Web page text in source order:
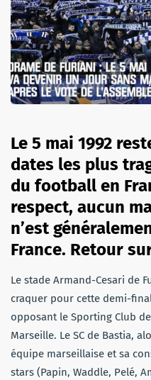
Le 5 mai 1992
dates les plus
du football en
respect, aucun
n’est
France. Retour
Le stade Armand-Cesari de
craquer pour cette demi-
opposant le Sporting Club
Marseille. Le SC de Bastia,
équipe marseillaise et sa
stars (Papin, Waddle, Pelé,